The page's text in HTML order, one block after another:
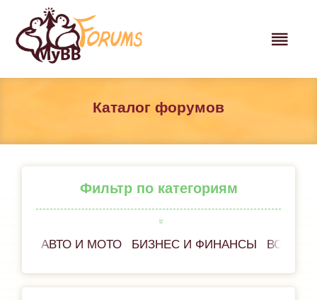
Каталог форумов
Фильтр по категориям
АВТО И МОТО БИЗНЕС И ФИНАНСЫ ВСЁ